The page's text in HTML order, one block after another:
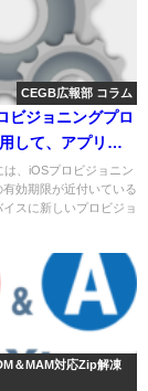
CEGB広報部 コラム
ビジョニングプロ
して、アプリが
ないようにする
は、iOSプロビジョニン
効期限が近付いている
スに新しいプロビジョ
＆MAM対応Zip解凍